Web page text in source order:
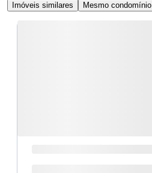
Imóveis similares Mesmo condomínio